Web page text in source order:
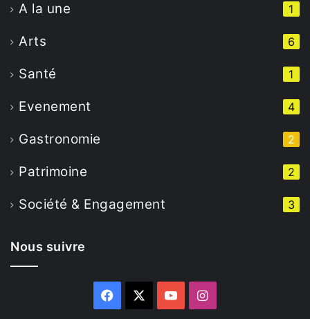
A la une 1
Arts 6
Santé 1
Evenement 4
Gastronomie 2
Patrimoine 2
Société & Engagement 3
Nous suivre
Facebook YouTubeInstagram